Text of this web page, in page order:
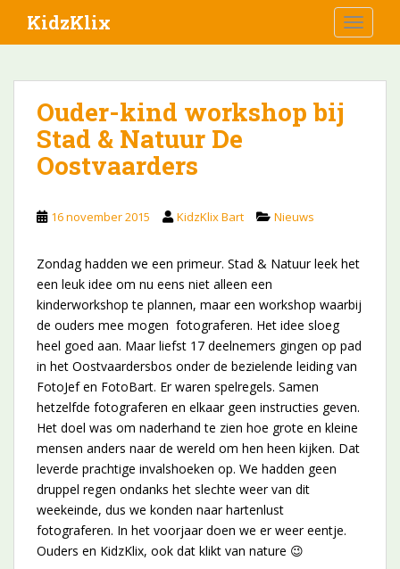
i
KidzKlix
Ouder-kind workshop bij
Stad & Natuur De
Oostvaarders
16 november 2015 KidzKlix Bart Nieuws
Zondag hadden we een primeur. Stad & Natuur leek het
een leuk idee om nu eens niet alleen een
kinderworkshop te plannen, maar een workshop waarbij
de ouders mee mogen fotograferen. Het idee sloeg
heel goed aan. Maar liefst 17 deelnemers gingen op pad
in het Oostvaardersbos onder de bezielende leiding van
FotoJef en FotoBart. Er waren spelregels. Samen
hetzelfde fotograferen en elkaar geen instructies geven.
Het doel was om naderhand te zien hoe grote en kleine
mensen anders naar de wereld om hen heen kijken. Dat
leverde prachtige invalshoeken op. We hadden geen
druppel regen ondanks het slechte weer van dit
weekeinde, dus we konden naar hartenlust
fotograferen. In het voorjaar doen we er weer eentje.
Ouders en KidzKlix, ook dat klikt van nature 😉